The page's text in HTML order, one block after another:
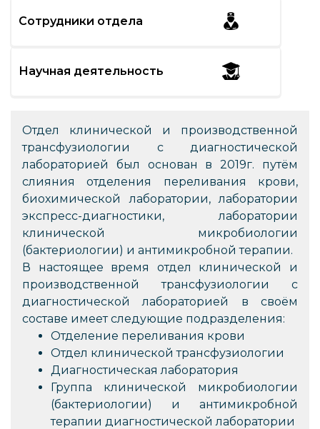
Сотрудники отдела
Научная деятельность
Отдел клинической и производственной
трансфузиологии с диагностической
лабораторией был основан в 2019г. путём
слияния отделения переливания крови,
биохимической лаборатории, лаборатории
экспресс-диагностики, лаборатории
клинической микробиологии
(бактериологии) и антимикробной терапии.
В настоящее время отдел клинической и
производственной трансфузиологии с
диагностической лабораторией в своём
составе имеет следующие подразделения:
Отделение переливания крови
Отдел клинической трансфузиологии
Диагностическая лаборатория
Группа клинической микробиологии
(бактериологии) и антимикробной
терапии диагностической лаборатории